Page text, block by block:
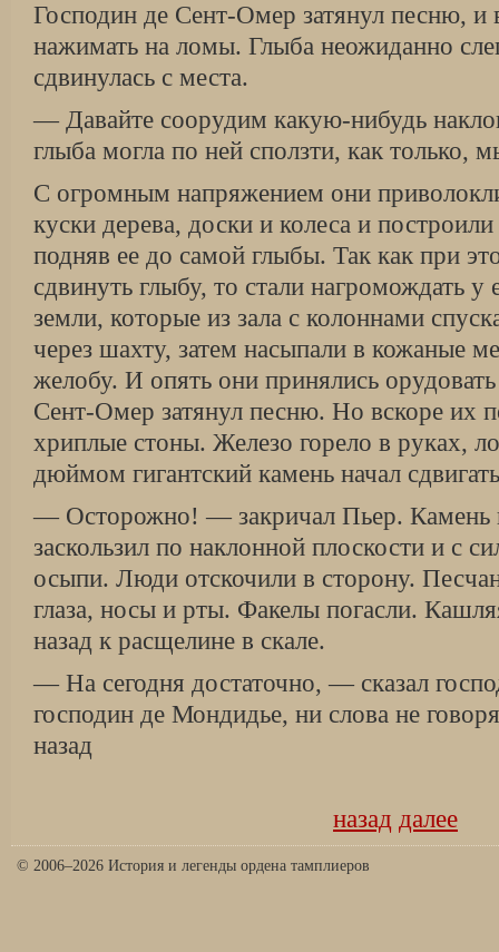
Господин де Сент-Омер затянул песню, и
нажимать на ломы. Глыба неожиданно
сдвинулась с места.
— Давайте соорудим какую-нибудь
глыба могла по ней сползти, как только,
С огромным напряжением они
куски дерева, доски и колеса и
подняв ее до самой глыбы. Так как при
сдвинуть глыбу, то стали нагромождать
земли, которые из зала с колоннами
через шахту, затем насыпали в кожаные
желобу. И опять они принялись
Сент-Омер затянул песню. Но вскоре их
хриплые стоны. Железо горело в руках,
дюймом гигантский камень начал
— Осторожно! — закричал Пьер. Камень
заскользил по наклонной плоскости и с
осыпи. Люди отскочили в сторону.
глаза, носы и рты. Факелы погасли.
назад к расщелине в скале.
— На сегодня достаточно, — сказал
господин де Мондидье, ни слова не
назад
назад далее
© 2006–2026 История и легенды ордена тамплиеров